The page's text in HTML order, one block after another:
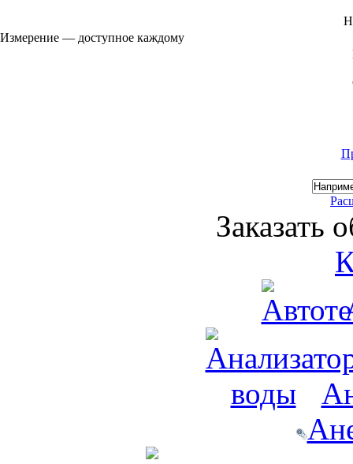
Измерение — доступное каждому
Заказать